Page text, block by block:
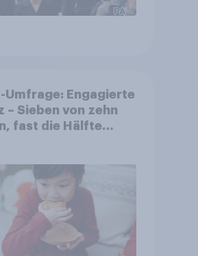
Umfrage: Engagierte
– Sieben von zehn
fast die Hälfte